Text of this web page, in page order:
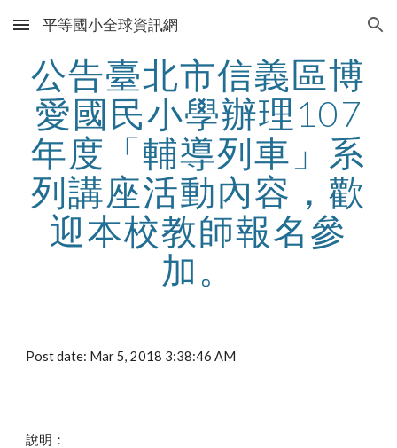
Skip to main content Skip to navigation
平等國小全球資訊網
公告臺北市信義區博
愛國民小學辦理107
年度「輔導列車」系
列講座活動內容，歡
迎本校教師報名參
加。
Post date: Mar 5, 2018 3:38:46 AM
說明：